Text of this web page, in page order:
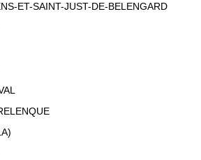
ET-SAINT-JUST-DE-BELENGARD